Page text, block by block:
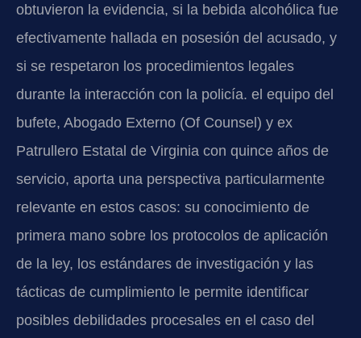
obtuvieron la evidencia, si la bebida alcohólica fue
efectivamente hallada en posesión del acusado, y
si se respetaron los procedimientos legales
durante la interacción con la policía. el equipo del
bufete, Abogado Externo (Of Counsel) y ex
Patrullero Estatal de Virginia con quince años de
servicio, aporta una perspectiva particularmente
relevante en estos casos: su conocimiento de
primera mano sobre los protocolos de aplicación
de la ley, los estándares de investigación y las
tácticas de cumplimiento le permite identificar
posibles debilidades procesales en el caso del